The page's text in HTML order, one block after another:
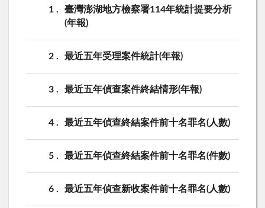
1
臺灣澎湖地方檢察署114年統計提要分析
(年報)
2 最近五年受理案件統計(年報)
3 最近五年偵查案件終結情形(年報)
4 最近五年偵查終結案件前十名罪名(人數)
5 最近五年偵查終結案件前十名罪名(件數)
6 最近五年偵查新收案件前十名罪名(人數)